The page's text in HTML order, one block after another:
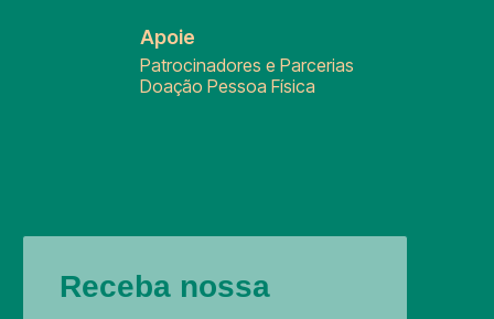
Apoie
Patrocinadores e Parcerias
Doação Pessoa Física